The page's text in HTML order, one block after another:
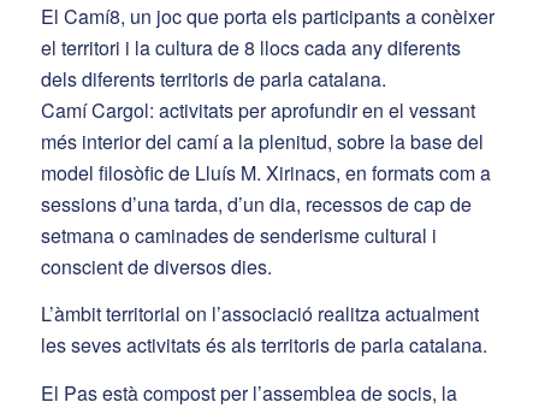
El Camí8, un joc que porta els participants a conèixer
el territori i la cultura de 8 llocs cada any diferents
dels diferents territoris de parla catalana.
Camí Cargol: activitats per aprofundir en el vessant
més interior del camí a la plenitud, sobre la base del
model filosòfic de Lluís M. Xirinacs, en formats com a
sessions d’una tarda, d’un dia, recessos de cap de
setmana o caminades de senderisme cultural i
conscient de diversos dies.
L’àmbit territorial on l’associació realitza actualment
les seves activitats és als territoris de parla catalana.
El Pas està compost per l’assemblea de socis, la